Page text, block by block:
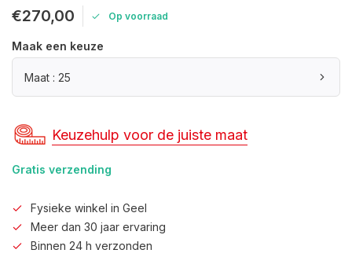
€270,00 Op voorraad
Maak een keuze
Maat : 25
Keuzehulp voor de juiste maat
Gratis verzending
Fysieke winkel in Geel
Meer dan 30 jaar ervaring
Binnen 24 h verzonden